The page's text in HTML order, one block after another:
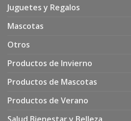
Juguetes y Regalos
Mascotas
Otros
Productos de Invierno
Productos de Mascotas
Productos de Verano